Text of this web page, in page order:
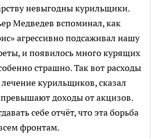
невыгодны курильщики.
Медведев вспоминал, как
агрессивно подсаживал нашу
и появилось много курящих
страшно. Так вот расходы
лечение курильщиков, сказал
доходы от акцизов.
себе отчёт, что эта борьба
фронтам.